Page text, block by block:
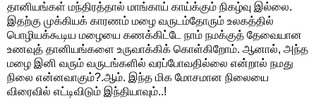
தானியங்கள் மந்திரத்தால் மாங்காய் காய்க்கும் நிகழ்வு இல்லை.
இதற்கு முக்கியக் காரணம் மழை வருடம்தோரும் உலகத்தில்
பொழியக்கூடிய மழையை கணக்கிட்டே நாம் நமக்குத் தேவையான
உணவுத் தானியங்களை உருவாக்கிக் கொள்கிறோம். ஆனால், அந்த
மழை இனி வரும் வருடங்களில் வரப்போவதில்லை என்றால் நமது
நிலை என்னவாகும்?.ஆம். இந்த மிக மோசமான நிலையை
விரைவில் எட்டிவிடும் இந்தியாவும்..!